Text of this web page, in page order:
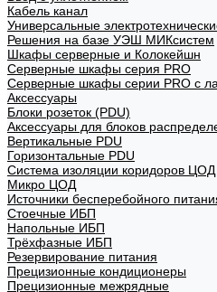
Кабель канал
Универсальные
Решения на базе УЭШ МИКсистем
Шкафы серверные и Колокейшн
Серверные шкафы серия PRO
Серверные шкафы серии PRO с
Аксессуары
Блоки розеток (PDU)
Аксессуары для блоков
Вертикальные PDU
Горизонтальные PDU
Система изоляции коридоров ЦОД
Микро ЦОД
Источники бесперебойного
Стоечные ИБП
Напольные ИБП
Трёхфазные ИБП
Резервирование питания
Прецизионные кондиционеры
Прецизионные межрядные